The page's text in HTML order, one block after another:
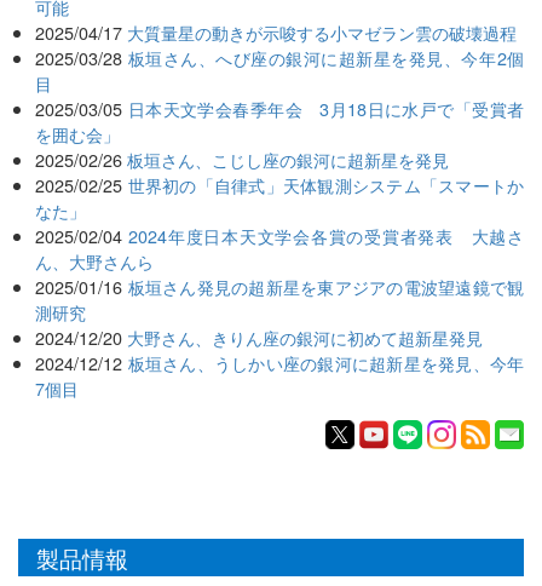
可能
2025/04/17 大質量星の動きが示唆する小マゼラン雲の破壊過程
2025/03/28 板垣さん、へび座の銀河に超新星を発見、今年2個
目
2025/03/05 日本天文学会春季年会 3月18日に水戸で「受賞者
を囲む会」
2025/02/26 板垣さん、こじし座の銀河に超新星を発見
2025/02/25 世界初の「自律式」天体観測システム「スマートか
なた」
2025/02/04 2024年度日本天文学会各賞の受賞者発表 大越さ
ん、大野さんら
2025/01/16 板垣さん発見の超新星を東アジアの電波望遠鏡で観
測研究
2024/12/20 大野さん、きりん座の銀河に初めて超新星発見
2024/12/12 板垣さん、うしかい座の銀河に超新星を発見、今年
7個目
製品情報